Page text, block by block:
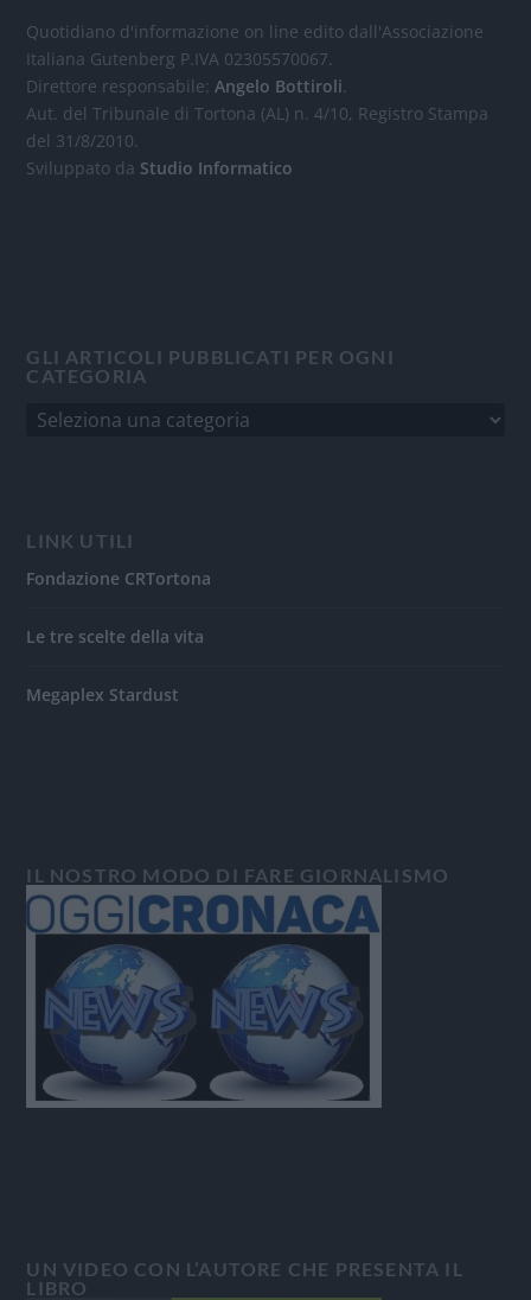
Quotidiano d'informazione on line edito dall'Associazione
Italiana Gutenberg P.IVA 02305570067.
Direttore responsabile:Angelo Bottiroli
Aut. del Tribunale di Tortona (AL) n. 4/10, Registro Stampa
del 31/8/2010.
Sviluppato da Studio Informatico
GLI ARTICOLI PUBBLICATI PER OGNI
CATEGORIA
LINK UTILI
Fondazione CRTortona
Le tre scelte della vita
Megaplex Stardust
IL NOSTRO MODO DI FARE GIORNALISMO
UN VIDEO CON L’AUTORE CHE PRESENTA IL
LIBRO